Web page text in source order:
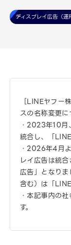
ディスプレイ広告（運
［LINEヤフー
スの名称変更に
・2023年10月
統合し、「
・2026年4月
レイ広告は統
広告」となり
含む）は「
・本記事内の
す。